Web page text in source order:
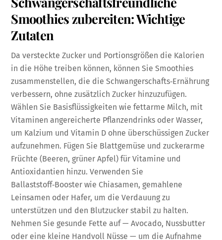
Smoothies zubereiten: Wichtige
Zutaten
Da versteckte Zucker und Portionsgrößen die Kalorien
in die Höhe treiben können, können Sie Smoothies
zusammenstellen, die die Schwangerschafts‑Ernährung
verbessern, ohne zusätzlich Zucker hinzuzufügen.
Wählen Sie Basisflüssigkeiten wie fettarme Milch, mit
Vitaminen angereicherte Pflanzendrinks oder Wasser,
um Kalzium und Vitamin D ohne überschüssigen Zucker
aufzunehmen. Fügen Sie Blattgemüse und zuckerarme
Früchte (Beeren, grüner Apfel) für Vitamine und
Antioxidantien hinzu. Verwenden Sie
Ballaststoff‑Booster wie Chiasamen, gemahlene
Leinsamen oder Hafer, um die Verdauung zu
unterstützen und den Blutzucker stabil zu halten.
Nehmen Sie gesunde Fette auf — Avocado, Nussbutter
oder eine kleine Handvoll Nüsse — um die Aufnahme